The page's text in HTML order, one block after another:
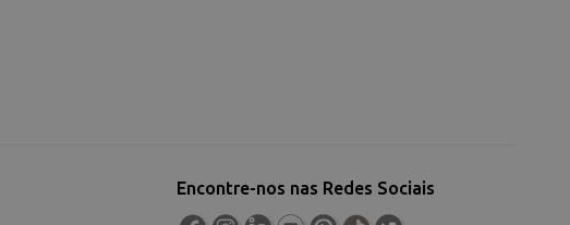
Encontre-nos nas Redes Sociais